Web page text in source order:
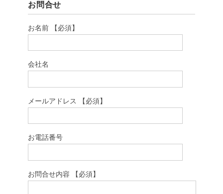
お問合せ
お名前 【必須】
会社名
メールアドレス 【必須】
お電話番号
お問合せ内容 【必須】